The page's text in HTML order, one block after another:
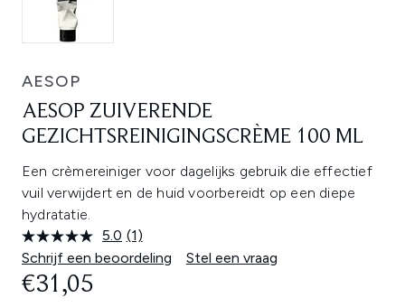
AESOP
AESOP ZUIVERENDE
GEZICHTSREINIGINGSCRÈME 100 ML
Een crèmereiniger voor dagelijks gebruik die effectief
vuil verwijdert en de huid voorbereidt op een diepe
hydratatie.
5.0 Lees
1
beoordeling.
(1)
Schrijf een beoordeling
Stel een vraag
€31,05